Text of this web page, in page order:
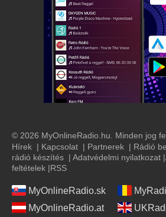
© 2026 MyOnlineRadio.hu. Minden jog
Hírek | Kapcsolat | Partnerek | Rádió
rádió készítés | Adatvédelmi nyilatkozat |
feltételek |RSS
MyOnlineRadio.sk
MyOnlineRadio.at